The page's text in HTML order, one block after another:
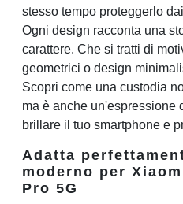
stesso tempo proteggerlo
Ogni design racconta una
carattere. Che si tratti di
geometrici o design
Scopri come una custodia
ma è anche un'espressione
brillare il tuo smartphone e
Adatta
moderno per
Pro 5G